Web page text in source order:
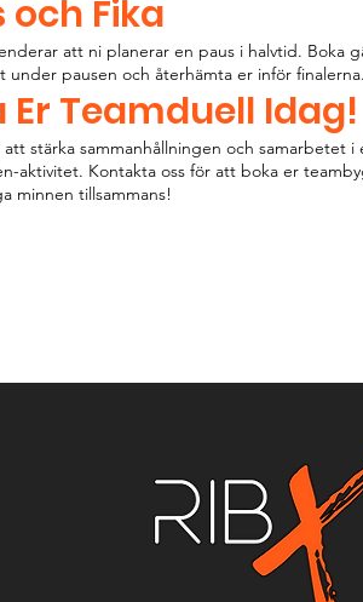
och Fika
att ni planerar en paus i halvtid. Boka
under pausen och återhämta er inför finalerna.
Er Teamduell Idag!
att stärka sammanhållningen och samarbetet
aktivitet. Kontakta oss för att boka er
minnen tillsammans!